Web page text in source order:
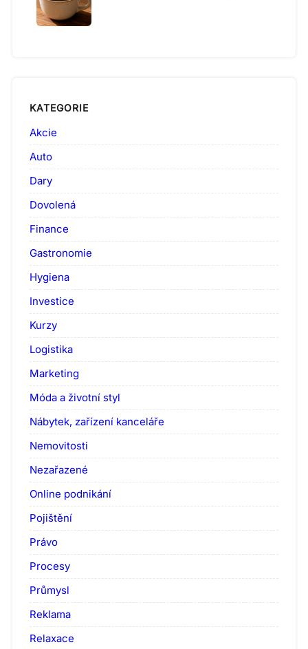
KATEGORIE
Akcie
Auto
Dary
Dovolená
Finance
Gastronomie
Hygiena
Investice
Kurzy
Logistika
Marketing
Móda a životní styl
Nábytek, zařízení kanceláře
Nemovitosti
Nezařazené
Online podnikání
Pojištění
Právo
Procesy
Průmysl
Reklama
Relaxace